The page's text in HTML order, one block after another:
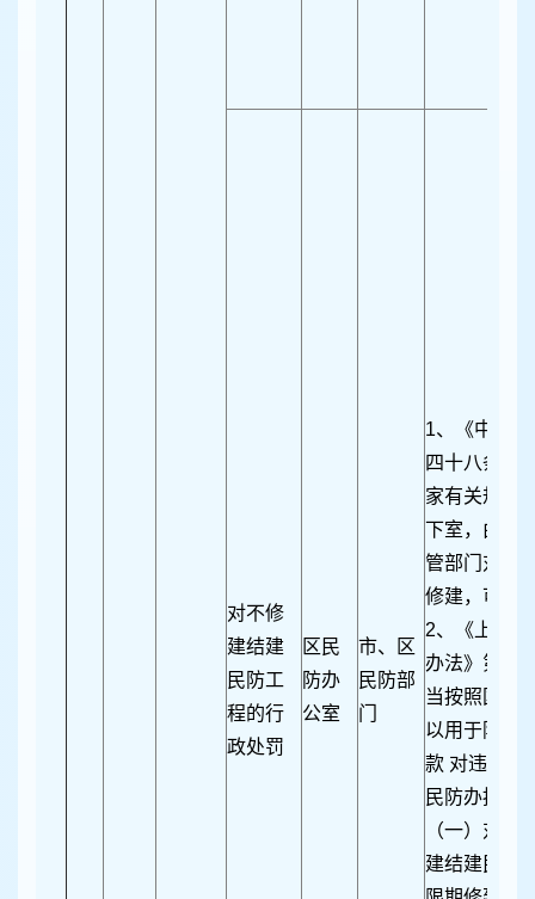
对不修
建结建
民防工
程的行
政处罚
区民
防办
公室
市、区
民防部
门
1、《中华
四十八条 城
家有关规定
下室，由县
管部门对当
修建，可以
2、《上海
办法》第九
当按照国家
以用于防空
款 对违反本
民防办按照
（一）对违
建结建民防